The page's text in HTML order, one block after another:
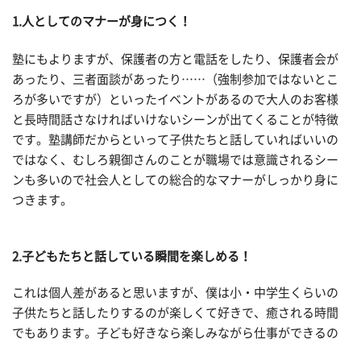
1.人としてのマナーが身につく！
塾にもよりますが、保護者の方と電話をしたり、保護者会が
あったり、三者面談があったり……（強制参加ではないとこ
ろが多いですが）といったイベントがあるので大人のお客様
と長時間話さなければいけないシーンが出てくることが特徴
です。塾講師だからといって子供たちと話していればいいの
ではなく、むしろ親御さんのことが職場では意識されるシー
ンも多いので社会人としての総合的なマナーがしっかり身に
つきます。
2.子どもたちと話している瞬間を楽しめる！
これは個人差があると思いますが、僕は小・中学生くらいの
子供たちと話したりするのが楽しくて好きで、癒される時間
でもあります。子ども好きなら楽しみながら仕事ができるの